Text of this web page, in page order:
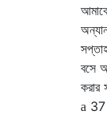
বসে
করার
37